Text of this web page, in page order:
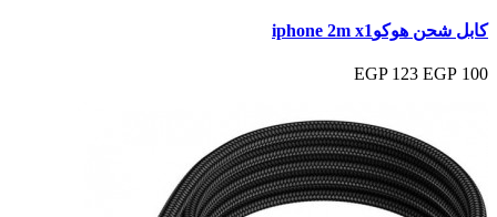
كابل شحن هوكوiphone 2m x1
100 EGP
123 EGP